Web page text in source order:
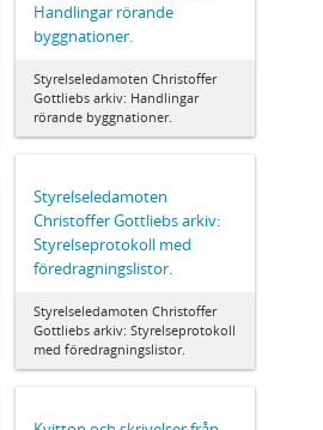
Handlingar rörande
byggnationer.
Styrelseledamoten Christoffer
Gottliebs arkiv: Handlingar
rörande byggnationer.
Styrelseledamoten
Christoffer Gottliebs arkiv:
Styrelseprotokoll med
föredragningslistor.
Styrelseledamoten Christoffer
Gottliebs arkiv: Styrelseprotokoll
med föredragningslistor.